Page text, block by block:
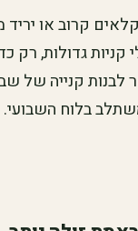
קרוב או יריד
גדולות, רק
קנייה של
בלוח השבועי.